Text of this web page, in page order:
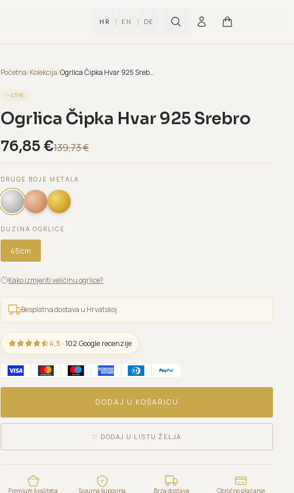
HR | EN | DE
Početna/Kolekcija/ Ogrlica Čipka Hvar 925 Srebro
−45%
Ogrlica Čipka Hvar 925 Srebro
76,85 €139,73€
DRUGE BOJE METALA
DUZINA OGRLICE
45cm
Kako izmjeriti veličinu ogrlice?
Besplatna dostava u Hrvatskoj
4,5 · 102 Google recenzije
DODAJ U KOŠARICU
♡ DODAJ U LISTU ŽELJA
Premium kvaliteta Sigurna kupovina Brza dostava Obročno plaćanje